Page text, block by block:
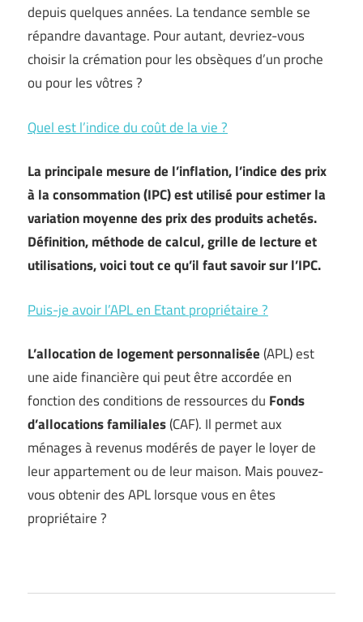
depuis quelques années. La tendance semble se
répandre davantage. Pour autant, devriez-vous
choisir la crémation pour les obsèques d’un proche
ou pour les vôtres ?
Quel est l’indice du coût de la vie ?
La principale mesure de l’inflation, l’indice des prix
à la consommation (IPC) est utilisé pour estimer la
variation moyenne des prix des produits achetés.
Définition, méthode de calcul, grille de lecture et
utilisations, voici tout ce qu’il faut savoir sur l’IPC.
Puis-je avoir l’APL en Etant propriétaire ?
L’allocation de logement personnalisée(APL) est
une aide financière qui peut être accordée en
fonction des conditions de ressources du Fonds
d’allocations familiales(CAF). Il permet aux
ménages à revenus modérés de payer le loyer de
leur appartement ou de leur maison. Mais pouvez-
vous obtenir des APL lorsque vous en êtes
propriétaire ?